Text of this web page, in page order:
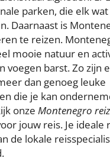
parken, die elk
Daarnaast is
te reizen.
mooie natuur en
voegen barst. Zo zijn
dan genoeg leuke
die je kan
onze Montenegro
jouw reis. Je ideale
de lokale